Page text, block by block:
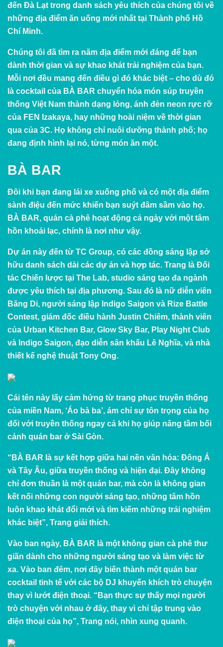
đến Đà Lạt trong danh sách yêu thích của chúng tôi về
những địa điểm ăn uống mới nhất tại Thành phố Hồ
Chí Minh.
Chúng tôi đã tìm ra năm địa điểm mới đáng để bạn
dành thời gian và sự khao khát trải nghiệm của bạn.
Mỗi nơi đều mang đến điều gì đó khác biệt – cho dù đó
là cocktail của BÀ BAR chuyển hóa món súp truyền
thống Việt Nam thành dạng lỏng, ánh đèn neon rực rỡ
của FEN Izakaya, hay những hoài niệm về thời gian
qua của 3C. Họ không chỉ nuôi dưỡng thành phố; họ
đang định hình lại nó, từng món ăn một.
BÀ BAR
Đôi khi bạn đang lái xe xuống phố và có một địa điểm
sành điệu đến mức khiến bạn suýt đâm sầm vào họ.
BÀ BAR, quán cà phê hoạt động cả ngày với một tâm
hồn khoái lạc, chính là nơi như vậy.
Dự án này đến từ TC Group, có các đồng sáng lập sở
hữu danh sách dài các dự án và hợp tác. Trang là Đối
tác Chiến lược tại The Lab, studio sáng tạo đa ngành
được yêu thích tại địa phương. Sau đó là nữ diễn viên
Băng Di, người sáng lập Indigo Saigon và Rize Battle
Contest, giám đốc điều hành Justin Chiêm, thành viên
của Urban Kitchen Bar, Glow Sky Bar, Play Night Club
và Indigo Saigon, đạo diễn sân khấu Lê Nghĩa, và nhà
thiết kế nghệ thuật Tony Ong.
Cái tên này lấy cảm hứng từ trang phục truyền thống
của miền Nam, ‘Áo bà ba’, ám chỉ sự tôn trọng của họ
đối với truyền thống ngay cả khi họ giúp nâng tầm bối
cảnh quán bar ở Sài Gòn.
“BÀ BAR là sự kết hợp giữa hai nền văn hóa: Đông Á
và Tây Âu, giữa truyền thống và hiện đại. Đây không
chỉ đơn thuần là một quán bar, mà còn là không gian
kết nối những con người sáng tạo, những tâm hồn
luôn khao khát đổi mới và tìm kiếm những trải nghiệm
khác biệt”, Trang giải thích.
Vào ban ngày, BÀ BAR là một không gian cà phê thư
giãn dành cho những người sáng tạo và làm việc từ
xa. Vào ban đêm, nơi đây biến thành một quán bar
cocktail tinh tế với các bộ DJ khuyến khích trò chuyện
thay vì lướt điện thoại. “Bạn thực sự thấy mọi người
trò chuyện với nhau ở đây, thay vì chỉ tập trung vào
điện thoại của họ”, Trang nói, nhìn xung quanh.